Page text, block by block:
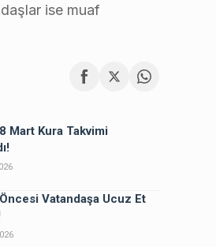
ise muaf
Mart Kura Takvimi
Vatandaşa Ucuz Et